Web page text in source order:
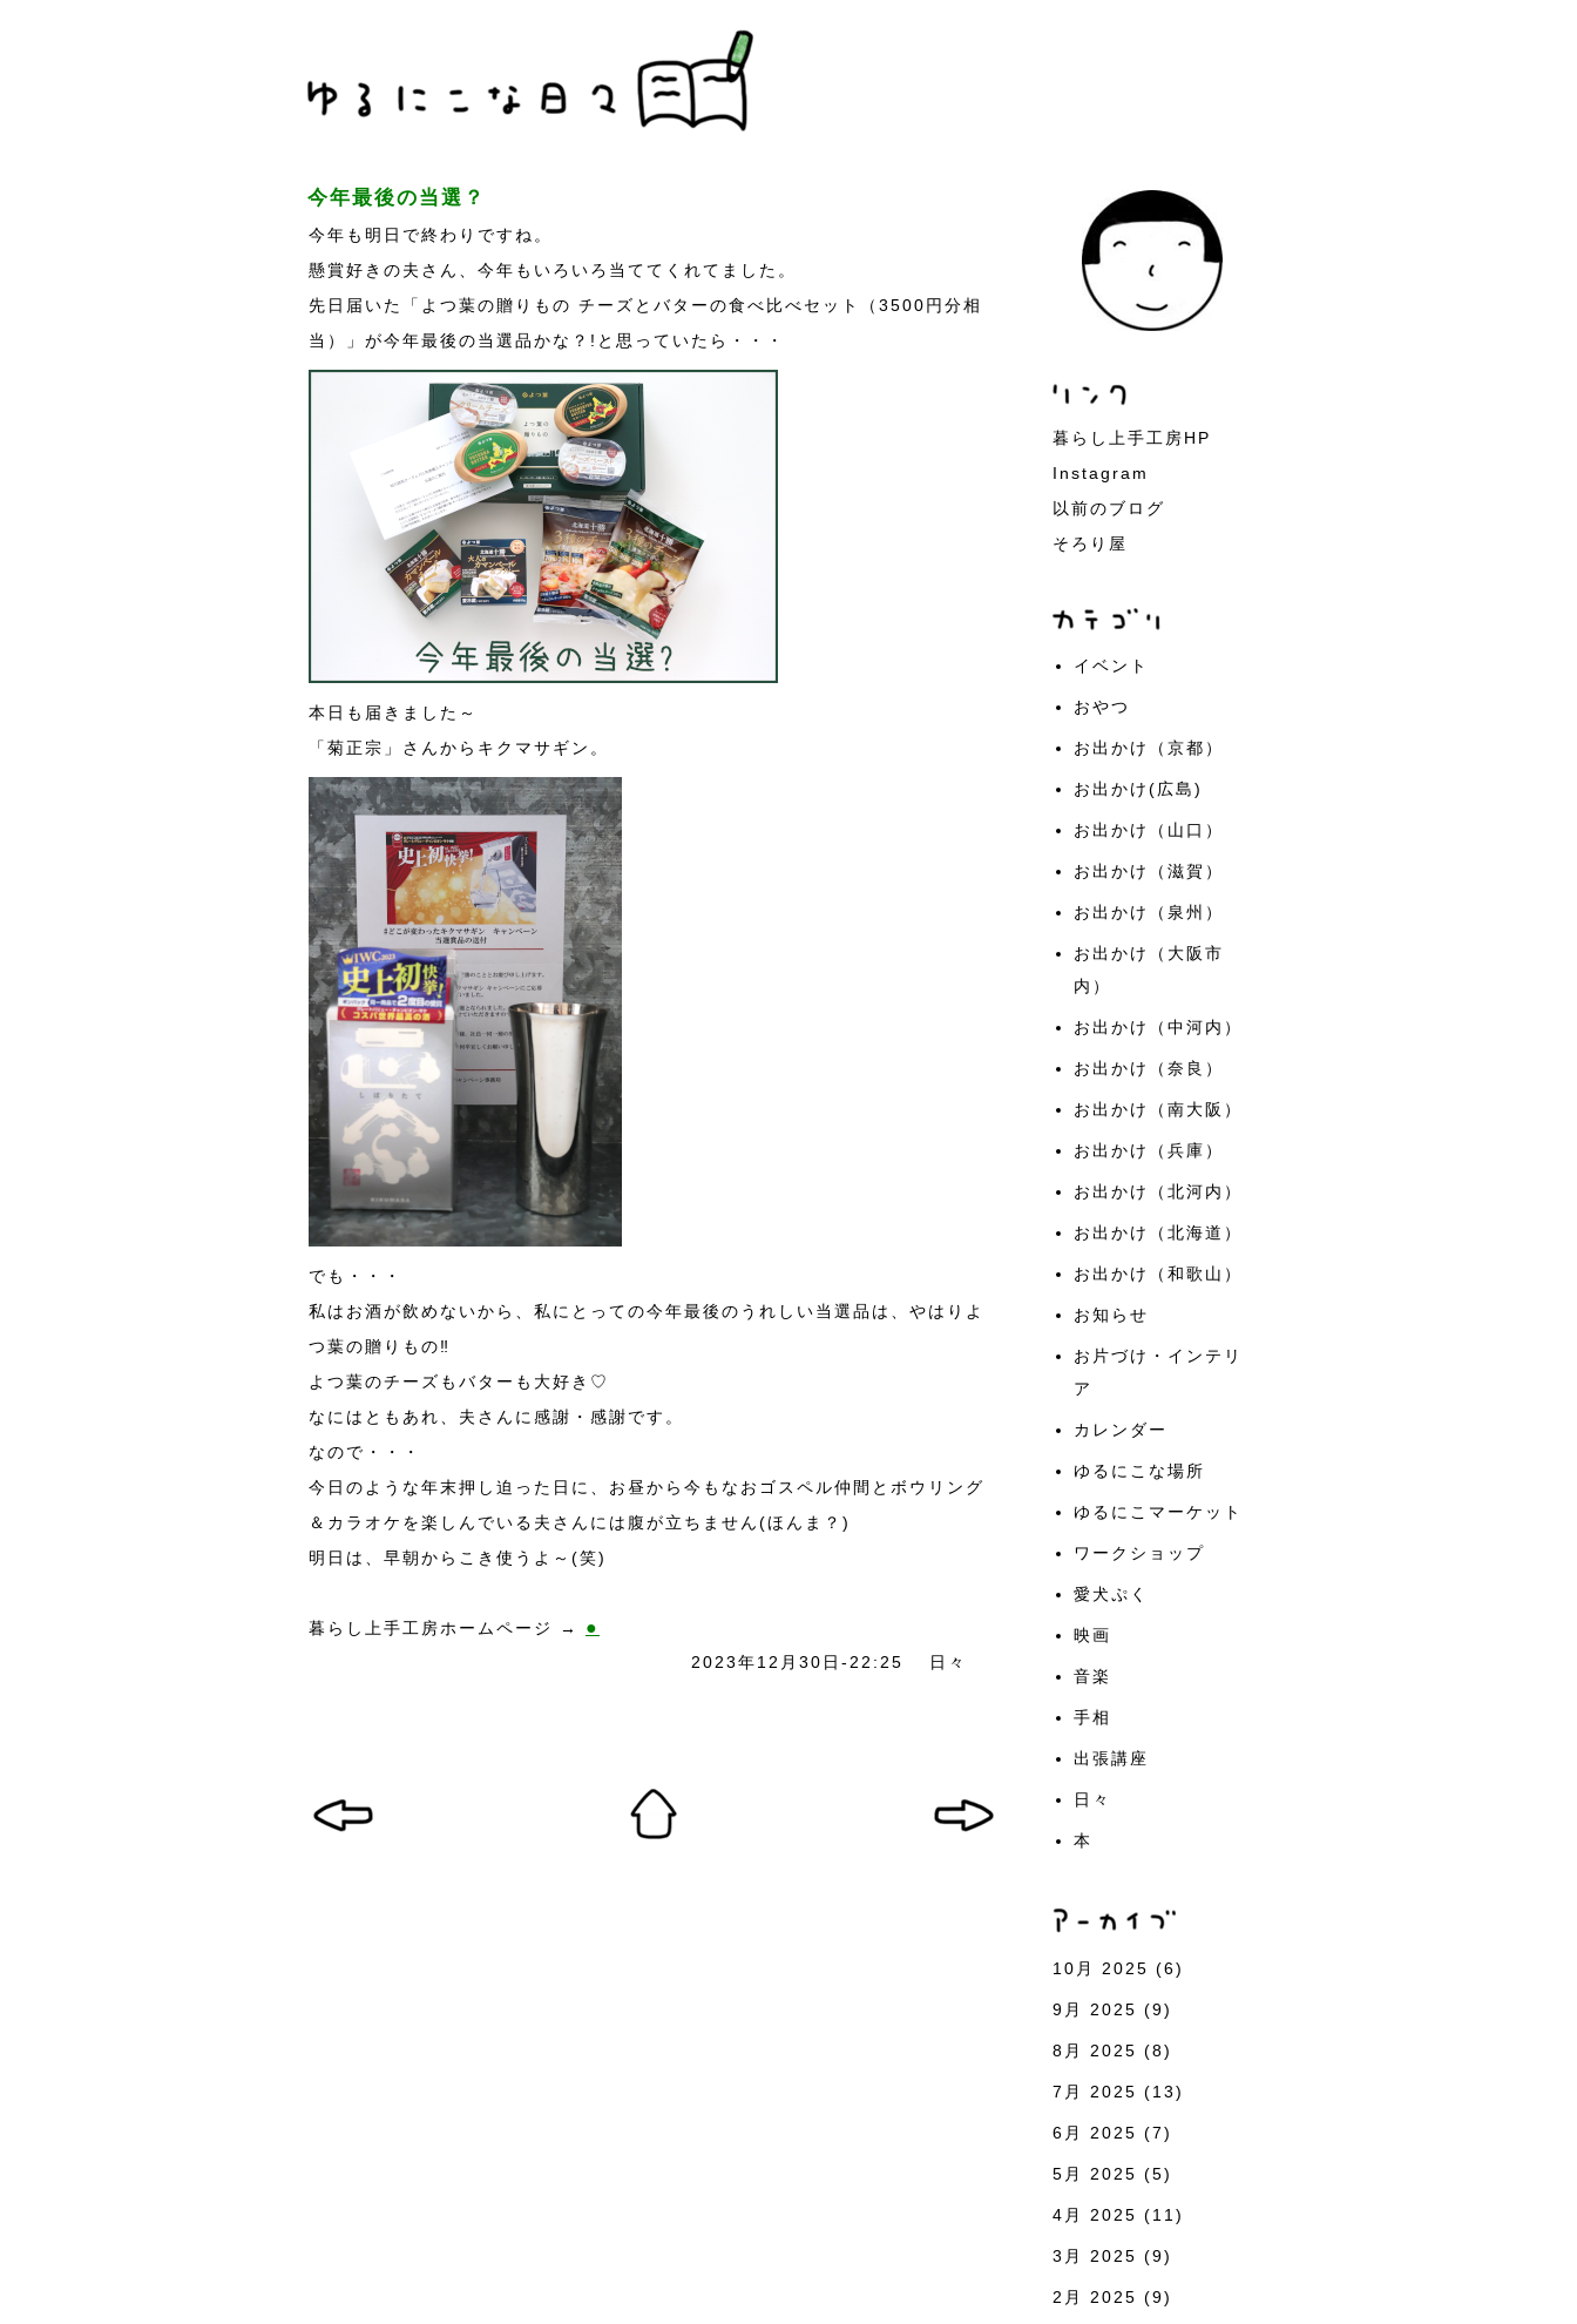
今年最後の当選？
今年も明日で終わりですね。
懸賞好きの夫さん、今年もいろいろ当ててくれてました。
先日届いた「よつ葉の贈りもの チーズとバターの食べ比べセット（3500円分相
当）」が今年最後の当選品かな？!と思っていたら・・・
本日も届きました～
「菊正宗」さんからキクマサギン。
でも・・・
私はお酒が飲めないから、私にとっての今年最後のうれしい当選品は、やはりよ
つ葉の贈りもの‼
よつ葉のチーズもバターも大好き♡
なにはともあれ、夫さんに感謝・感謝です。
なので・・・
今日のような年末押し迫った日に、お昼から今もなおゴスペル仲間とボウリング
＆カラオケを楽しんでいる夫さんには腹が立ちません(ほんま？)
明日は、早朝からこき使うよ～(笑)
暮らし上手工房ホームページ → ●
2023年12月30日-22:25 日々
暮らし上手工房HP
Instagram
以前のブログ
そろり屋
イベント
おやつ
お出かけ（京都）
お出かけ(広島)
お出かけ（山口）
お出かけ（滋賀）
お出かけ（泉州）
お出かけ（大阪市
内）
お出かけ（中河内）
お出かけ（奈良）
お出かけ（南大阪）
お出かけ（兵庫）
お出かけ（北河内）
お出かけ（北海道）
お出かけ（和歌山）
お知らせ
お片づけ・インテリ
ア
カレンダー
ゆるにこな場所
ゆるにこマーケット
ワークショップ
愛犬ぷく
映画
音楽
手相
出張講座
日々
本
10月 2025 (6)
9月 2025 (9)
8月 2025 (8)
7月 2025 (13)
6月 2025 (7)
5月 2025 (5)
4月 2025 (11)
3月 2025 (9)
2月 2025 (9)